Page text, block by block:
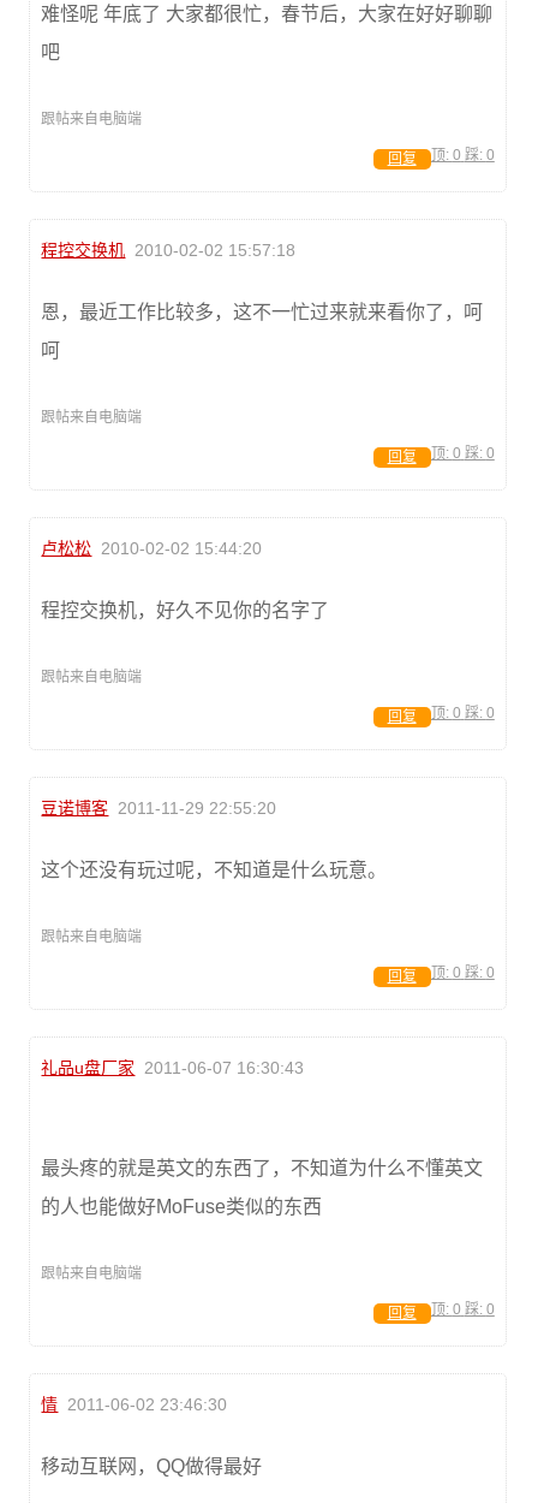
难怪呢 年底了 大家都很忙，春节后，大家在好好聊聊
吧
跟帖来自电脑端
顶: 0 踩: 0
回复
程控交换机 2010-02-02 15:57:18
恩，最近工作比较多，这不一忙过来就来看你了，呵
呵
跟帖来自电脑端
顶: 0 踩: 0
回复
卢松松 2010-02-02 15:44:20
程控交换机，好久不见你的名字了
跟帖来自电脑端
顶: 0 踩: 0
回复
豆诺博客 2011-11-29 22:55:20
这个还没有玩过呢，不知道是什么玩意。
跟帖来自电脑端
顶: 0 踩: 0
回复
礼品u盘厂家 2011-06-07 16:30:43
最头疼的就是英文的东西了，不知道为什么不懂英文
的人也能做好MoFuse类似的东西
跟帖来自电脑端
顶: 0 踩: 0
回复
情 2011-06-02 23:46:30
移动互联网，QQ做得最好